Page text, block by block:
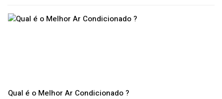
Qual é o Melhor Ar Condicionado ?